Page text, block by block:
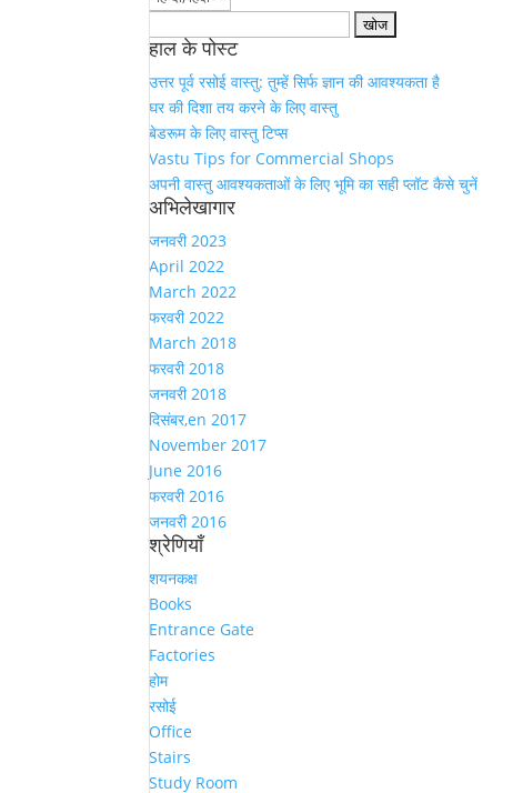
for:
हाल के पोस्ट
उत्तर पूर्व रसोई वास्तु: तुम्हें सिर्फ ज्ञान की आवश्यकता है
घर की दिशा तय करने के लिए वास्तु
बेडरूम के लिए वास्तु टिप्स
Vastu Tips for Commercial Shops
अपनी वास्तु आवश्यकताओं के लिए भूमि का सही प्लॉट कैसे चुनें
अभिलेखागार
जनवरी 2023
April 2022
March 2022
फरवरी 2022
March 2018
फरवरी 2018
जनवरी 2018
दिसंबर,en 2017
November 2017
June 2016
फरवरी 2016
जनवरी 2016
श्रेणियाँ
शयनकक्ष
Books
Entrance Gate
Factories
होम
रसोई
Office
Stairs
Study Room